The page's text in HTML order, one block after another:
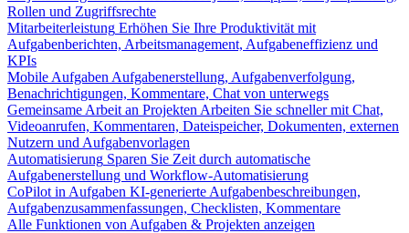
Rollen und Zugriffsrechte
Mitarbeiterleistung Erhöhen Sie Ihre Produktivität mit
Aufgabenberichten, Arbeitsmanagement, Aufgabeneffizienz und
KPIs
Mobile Aufgaben Aufgabenerstellung, Aufgabenverfolgung,
Benachrichtigungen, Kommentare, Chat von unterwegs
Gemeinsame Arbeit an Projekten Arbeiten Sie schneller mit Chat,
Videoanrufen, Kommentaren, Dateispeicher, Dokumenten, externen
Nutzern und Aufgabenvorlagen
Automatisierung Sparen Sie Zeit durch automatische
Aufgabenerstellung und Workflow-Automatisierung
CoPilot in Aufgaben KI-generierte Aufgabenbeschreibungen,
Aufgabenzusammenfassungen, Checklisten, Kommentare
Alle Funktionen von Aufgaben & Projekten anzeigen